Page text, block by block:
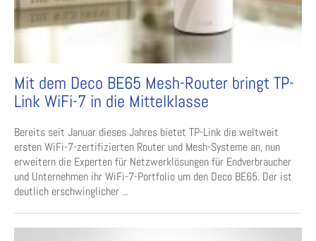
Mit dem Deco BE65 Mesh-Router bringt TP-
Link WiFi-7 in die Mittelklasse
Bereits seit Januar dieses Jahres bietet TP-Link die weltweit
ersten WiFi-7-zertifizierten Router und Mesh-Systeme an, nun
erweitern die Experten für Netzwerklösungen für Endverbraucher
und Unternehmen ihr WiFi-7-Portfolio um den Deco BE65. Der ist
deutlich erschwinglicher ...